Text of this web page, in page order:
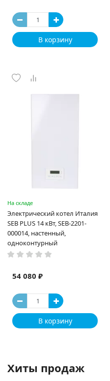
В корзину
На складе
Электрический котел Италия
SEB PLUS 14 кВт, SEB-2201-
000014, настенный,
одноконтурный
54 080 ₽
В корзину
Хиты продаж